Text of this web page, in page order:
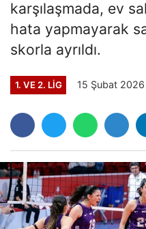
karşılaşmada, ev
hata yapmayarak
skorla ayrıldı.
1. VE 2. LIG 15 Şubat